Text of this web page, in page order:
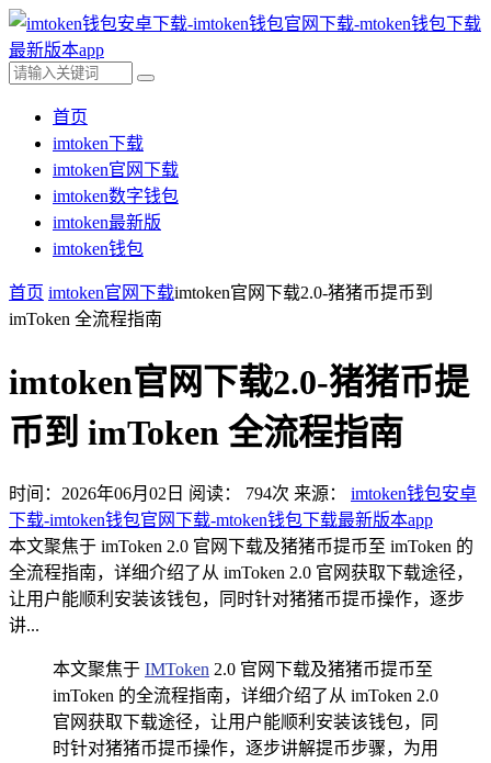
首页
imtoken下载
imtoken官网下载
imtoken数字钱包
imtoken最新版
imtoken钱包
首页 imtoken官网下载imtoken官网下载2.0-猪猪币提币到
imToken 全流程指南
imtoken官网下载2.0-猪猪币提
币到 imToken 全流程指南
时间：2026年06月02日 阅读： 794次 来源： imtoken钱包安卓
下载-imtoken钱包官网下载-mtoken钱包下载最新版本app
本文聚焦于 imToken 2.0 官网下载及猪猪币提币至 imToken 的
全流程指南，详细介绍了从 imToken 2.0 官网获取下载途径，
让用户能顺利安装该钱包，同时针对猪猪币提币操作，逐步
讲...
本文聚焦于 IMToken 2.0 官网下载及猪猪币提币至
imToken 的全流程指南，详细介绍了从 imToken 2.0
官网获取下载途径，让用户能顺利安装该钱包，同
时针对猪猪币提币操作，逐步讲解提币步骤，为用